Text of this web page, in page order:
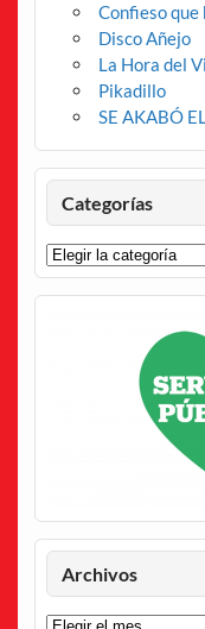
Confieso que
Disco Añejo
La Hora del
Pikadillo
SE AKABÓ
Categorías
Categorías
Archivos
Archivos